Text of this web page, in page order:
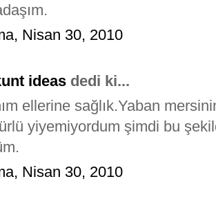
Nisan 30, 2010
ideas dedi ki...
ellerine sağlık.Yaban
yiyemiyordum şimdi bu
Nisan 30, 2010